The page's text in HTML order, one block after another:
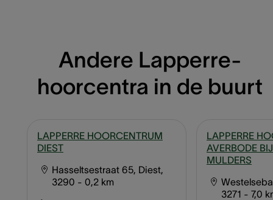
Andere Lapperre-
hoorcentra in de buurt
LAPPERRE HOORCENTRUM
DIEST
Hasseltsestraat 65, Diest,
3290 - 0,2 km
LAPPERRE
AVERBODE
MULDERS
3271 - 7,0